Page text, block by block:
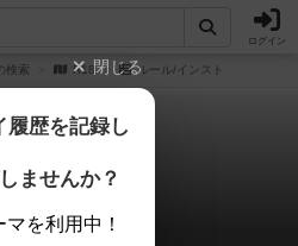
ログイン
検索 R18 ルール/インスト
R18
ール/インスト
閉じる
履歴を記録し
ませんか？
を利用中！